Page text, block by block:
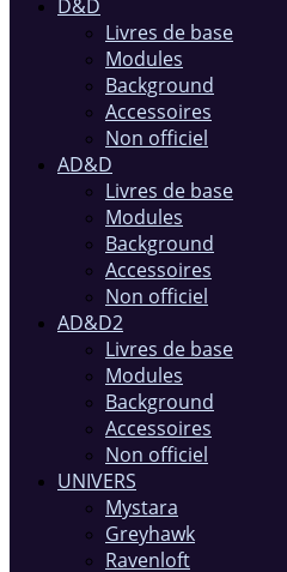
D&D
Livres de base
Modules
Background
Accessoires
Non officiel
AD&D
Livres de base
Modules
Background
Accessoires
Non officiel
AD&D2
Livres de base
Modules
Background
Accessoires
Non officiel
UNIVERS
Mystara
Greyhawk
Ravenloft